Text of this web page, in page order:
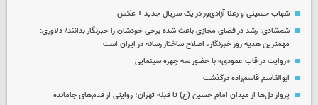
شهاب حسینی و رعنا آزادی‌ور در یک سریال جدید + عکس
شمشادی: رشد در فضای مجازی باعث شده برخی خودشان را خبرنگار بدانند/ دلاوری:
مهمترین هدیه‌ روز خبرنگار، اصلاح ساختار رسانه در ایران است
«روایت در قاب عمودی» با حضور سه چهره سینمایی
ابوالقاسم قاسم‌زاده درگذشت
پرواز دل‌ها از میدان امام حسین (ع) تا قبله تهران؛ روایتی از قدم‌های جامانده